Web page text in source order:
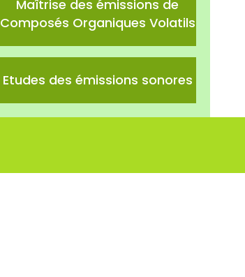
Maîtrise des émissions de
Composés Organiques Volatils
Etudes des émissions sonores